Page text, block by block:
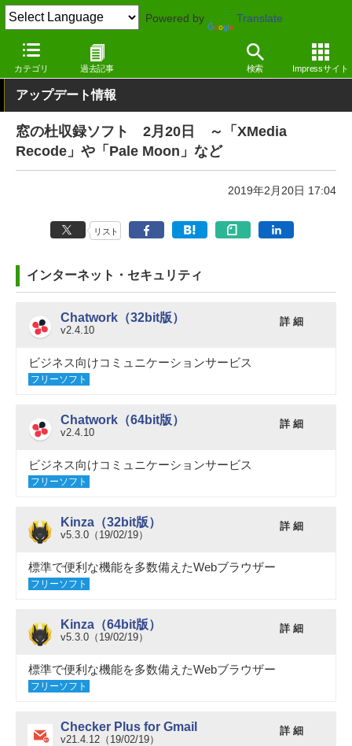
Powered by Translate
カテゴリ 過去記事 検索 Impressサイト
窓の杜 その他の話題 アップデート
アップデート情報
窓の杜収録ソフト 2月20日 ～「XMedia
Recode」や「Pale Moon」など
2019年2月20日 17:04
リスト
インターネット・セキュリティ
Chatwork（32bit版）
v2.4.10
詳 細
ビジネス向けコミュニケーションサービス
フリーソフト
Chatwork（64bit版）
v2.4.10
詳 細
ビジネス向けコミュニケーションサービス
フリーソフト
Kinza（32bit版）
v5.3.0（19/02/19）
詳 細
標準で便利な機能を多数備えたWebブラウザー
フリーソフト
Kinza（64bit版）
v5.3.0（19/02/19）
詳 細
標準で便利な機能を多数備えたWebブラウザー
フリーソフト
Checker Plus for Gmail
v21.4.12（19/02/19）
詳 細